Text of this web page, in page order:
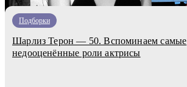
Подборки
Шарлиз Терон — 50. Вспоминаем самые
недооценённые роли актрисы